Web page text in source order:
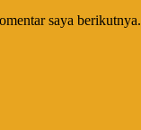
saya berikutnya.